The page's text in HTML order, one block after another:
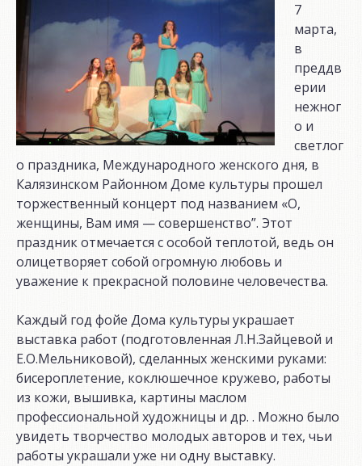
7
марта,
в
преддв
ерии
нежног
о и
светлог
о праздника, Международного женского дня, в
Калязинском Районном Доме культуры прошел
торжественный концерт под названием «О,
женщины, Вам имя — совершенство”. Этот
праздник отмечается с особой теплотой, ведь он
олицетворяет собой огромную любовь и
уважение к прекрасной половине человечества.
Каждый год фойе Дома культуры украшает
выставка работ (подготовленная Л.Н.Зайцевой и
Е.О.Мельниковой), сделанных женскими руками:
бисероплетение, коклюшечное кружево, работы
из кожи, вышивка, картины маслом
профессиональной художницы и др. . Можно было
увидеть творчество молодых авторов и тех, чьи
работы украшали уже ни одну выставку.